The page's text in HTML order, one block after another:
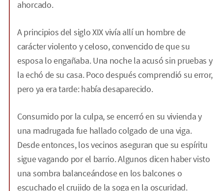
ahorcado.
A principios del siglo XIX vivía allí un hombre de
carácter violento y celoso, convencido de que su
esposa lo engañaba. Una noche la acusó sin pruebas y
la echó de su casa. Poco después comprendió su error,
pero ya era tarde: había desaparecido.
Consumido por la culpa, se encerró en su vivienda y
una madrugada fue hallado colgado de una viga.
Desde entonces, los vecinos aseguran que su espíritu
sigue vagando por el barrio. Algunos dicen haber visto
una sombra balanceándose en los balcones o
escuchado el crujido de la soga en la oscuridad.